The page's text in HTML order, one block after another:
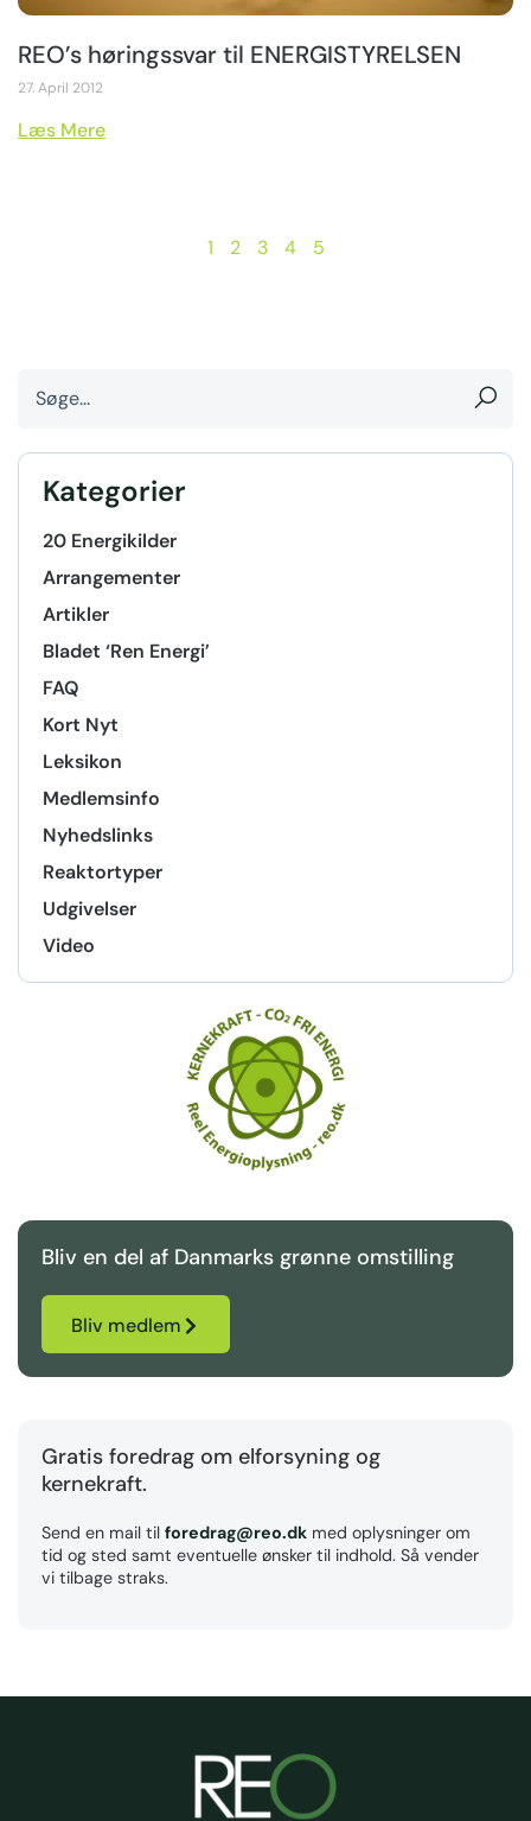
REO’s høringssvar til ENERGISTYRELSEN
27. April 2012
Læs Mere
1 2 3 4 5
Kategorier
20 Energikilder
Arrangementer
Artikler
Bladet ‘Ren Energi’
FAQ
Kort Nyt
Leksikon
Medlemsinfo
Nyhedslinks
Reaktortyper
Udgivelser
Video
Bliv en del af Danmarks grønne omstilling
Bliv medlem
Gratis foredrag om elforsyning og
kernekraft.
Send en mail til foredrag@reo.dk med oplysninger om
tid og sted samt eventuelle ønsker til indhold. Så vender
vi tilbage straks.